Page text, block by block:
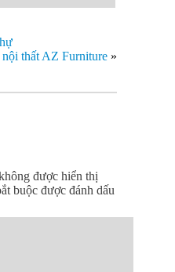
thất AZ Furniture »
được hiển thị
buộc được đánh dấu